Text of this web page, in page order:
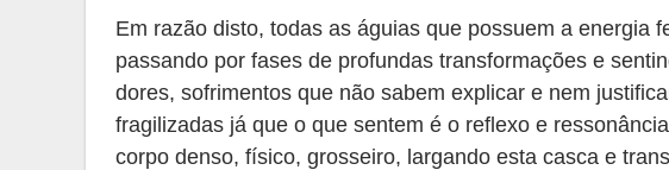
Em razão disto, todas as águias que possuem a energia
passando por fases de profundas transformações e
dores, sofrimentos que não sabem explicar e nem
fragilizadas já que o que sentem é o reflexo e
corpo denso, físico, grosseiro, largando esta casca e